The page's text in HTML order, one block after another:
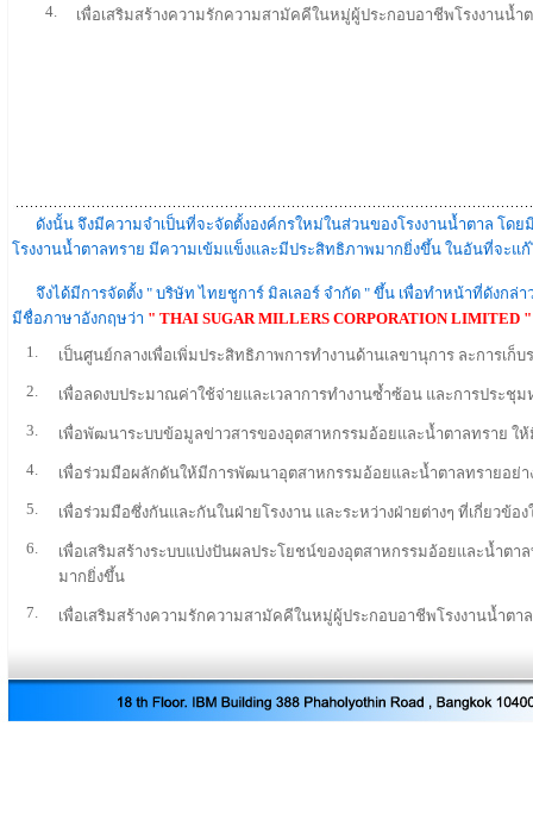
4.
เพื่อเสริมสร้างความรักความสามัคคีในหมู่ผู้ประกอบอาชีพโรงงานน้ำ
ดังนั้น จึงมีความจำเป็นที่จะจัดตั้งองค์กรใหม่ในส่วนของโรงงานน้ำตาล โด
โรงงานน้ำตาลทราย มีความเข้มแข็งและมีประสิทธิภาพมากยิ่งขึ้น ในอันที่จะ
จึงได้มีการจัดตั้ง " บริษัท ไทยชูการ์ มิลเลอร์ จำกัด " ขึ้น เพื่อทำหน้าที่ดังกล่า
มีชื่อภาษาอังกฤษว่า " THAI SUGAR MILLERS CORPORATION LIMITED "
1.
เป็นศูนย์กลางเพื่อเพิ่มประสิทธิภาพการทำงานด้านเลขานุการ ละการเ
2.
เพื่อลดงบประมาณค่าใช้จ่ายและเวลาการทำงานซ้ำซ้อน และการประชุม
3.
เพื่อพัฒนาระบบข้อมูลข่าวสารของอุตสาหกรรมอ้อยและน้ำตาลทราย ใ
4.
เพื่อร่วมมือผลักดันให้มีการพัฒนาอุตสาหกรรมอ้อยและน้ำตาลทรายอย่
5.
เพื่อร่วมมือซึ่งกันและกันในฝ่ายโรงงาน และระหว่างฝ่ายต่างๆ ที่เกี่ยว
6.
เพื่อเสริมสร้างระบบแบ่งปันผลประโยชน์ของอุตสาหกรรมอ้อยและน้ำต
มากยิ่งขึ้น
7.
เพื่อเสริมสร้างความรักความสามัคคีในหมู่ผู้ประกอบอาชีพโรงงานน้ำตาล